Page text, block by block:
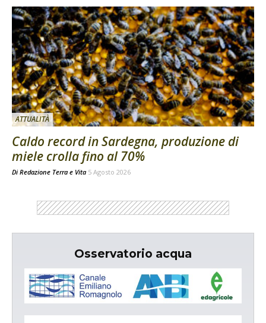
ATTUALITÀ
Caldo record in Sardegna, produzione di
miele crolla fino al 70%
Di Redazione Terra e Vita 5 Agosto 2026
Osservatorio acqua